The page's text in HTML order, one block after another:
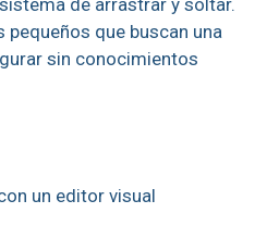
de arrastrar y soltar.
pequeños que buscan una
sin conocimientos
un editor visual